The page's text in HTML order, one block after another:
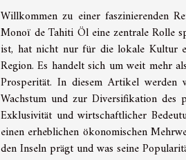
Willkommen zu einer faszinierenden
Monoï de Tahiti Öl eine zentrale Rolle
ist, hat nicht nur für die lokale Kultur
Region. Es handelt sich um weit mehr
Prosperität. In diesem Artikel werden
Wachstum und zur Diversifikation des
Exklusivität und wirtschaftlicher
einen erheblichen ökonomischen
den Inseln prägt und was seine